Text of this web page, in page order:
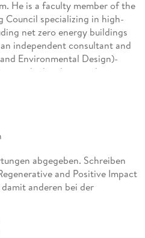
He is a faculty member of the
Council specializing in high-
net zero energy buildings
independent consultant and
Environmental Design)-
worked with several
green building
abgegeben. Schreiben
and Positive Impact
anderen bei der